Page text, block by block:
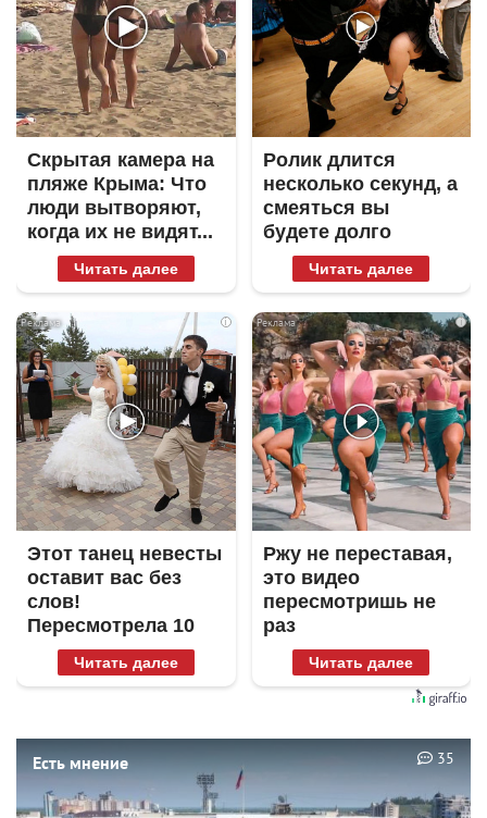
Скрытая камера на
пляже Крыма: Что
люди вытворяют,
когда их не видят...
Читать далее
Ролик длится
несколько секунд, а
смеяться вы
будете долго
Читать далее
i
Этот танец невесты
оставит вас без
слов!
Пересмотрела 10
раз
Читать далее
i
Ржу не переставая,
это видео
пересмотришь не
раз
Читать далее
Есть мнение 35